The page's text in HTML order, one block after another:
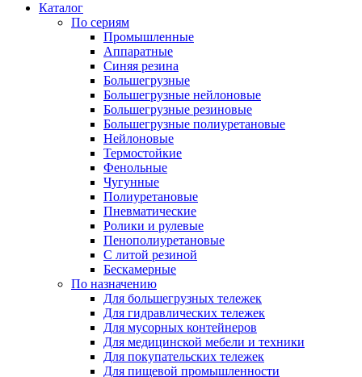
Каталог
По сериям
Промышленные
Аппаратные
Синяя резина
Большегрузные
Большегрузные нейлоновые
Большегрузные резиновые
Большегрузные полиуретановые
Нейлоновые
Термостойкие
Фенольные
Чугунные
Полиуретановые
Пневматические
Ролики и рулевые
Пенополиуретановые
С литой резиной
Бескамерные
По назначению
Для большегрузных тележек
Для гидравлических тележек
Для мусорных контейнеров
Для медицинской мебели и техники
Для покупательских тележек
Для пищевой промышленности